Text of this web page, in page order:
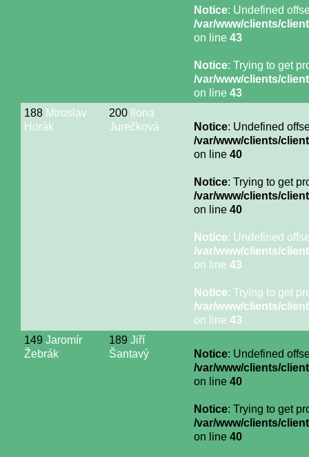
Notice: Undefined
/var/www/clients/
on line 43
Notice: Trying to get
/var/www/clients/
on line 43
188 Miroslav
Horák
200
Ilona
Jurečková
Notice: Undefined
/var/www/clients/
on line 40
Notice: Trying to get
/var/www/clients/
on line 40
Notice: Undefined
/var/www/clients/
on line 43
Notice: Trying to get
/var/www/clients/
on line 43
149 Jaromír
Žebrák
189 Jiří
Šantavý
Notice: Undefined
/var/www/clients/
on line 40
Notice: Trying to get
/var/www/clients/
on line 40